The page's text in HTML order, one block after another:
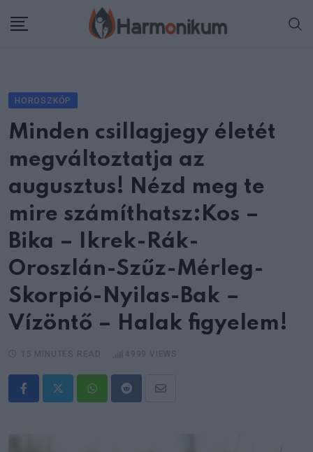
HOROSZKÓP
Minden csillagjegy életét
megváltoztatja az
augusztus! Nézd meg te
mire számíthatsz:Kos –
Bika – Ikrek-Rák-
Oroszlán-Szűz-Mérleg-
Skorpió-Nyilas-Bak –
Vízöntő – Halak figyelem!
WhatsappRedditShare